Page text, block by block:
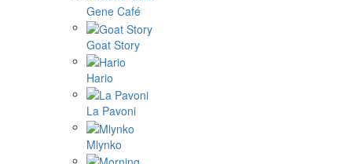
Gene Café
Goat Story
Hario
La Pavoni
Mlynko